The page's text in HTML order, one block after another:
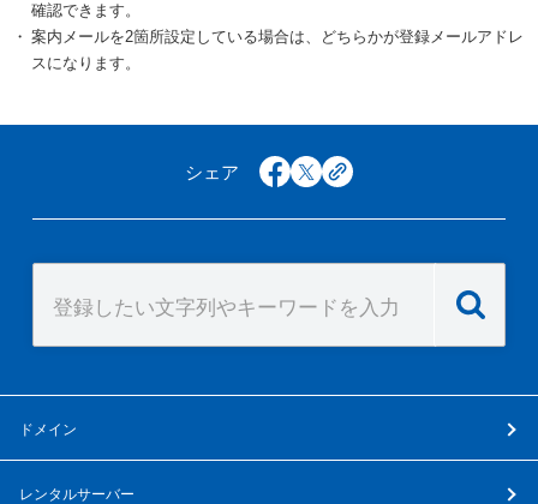
確認できます。
案内メールを2箇所設定している場合は、どちらかが登録メールアドレ
スになります。
シェア facebook
x copy
ドメイン
レンタルサーバー